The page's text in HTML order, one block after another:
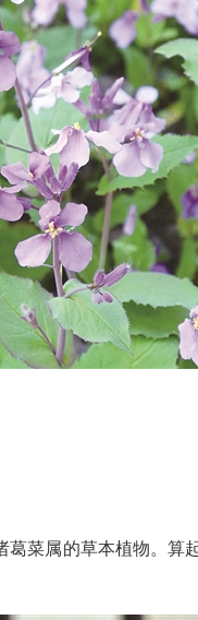
葛菜属的草本植物。算